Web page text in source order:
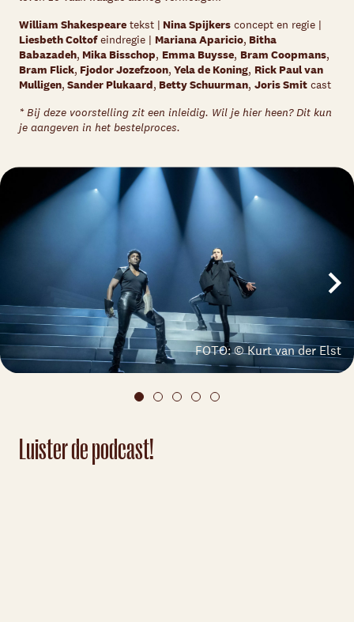
William Shakespeare tekst | Nina Spijkers concept en regie |
Liesbeth Coltofeindregie | Mariana Aparicio, Bitha
Babazadeh, Mika Bisschop, Emma Buysse, Bram Coopmans,
Bram Flick, Fjodor Jozefzoon, Yela de Koning, Rick Paul van
Mulligen, Sander Plukaard, Betty Schuurman, Joris Smit cast
* Bij deze voorstelling zit een inleidig. Wil je hier heen? Dit kun
je aangeven in het bestelproces.
FOTO: © Kurt van der Elst
Luister de podcast!